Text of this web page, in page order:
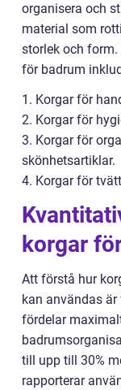
organisera och
material som
storlek och
för badrum
1. Korgar för
2. Korgar för
3. Korgar för
skönhetsartiklar.
4. Korgar för
korgar
Att förstå hur
kan användas
fördelar
till upp till 30%
rapporterar